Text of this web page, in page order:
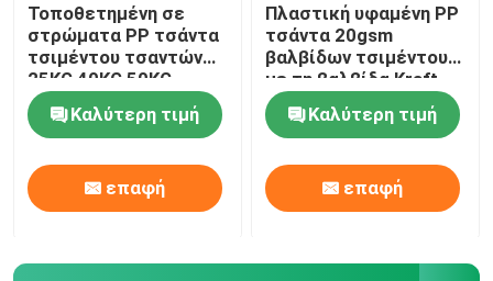
Τοποθετημένη σε
στρώματα PP τσάντα
τσιμέντου τσαντών
25KG 40KG 50KG
Adstar τσιμέντου
φραγμών κατώτατο
σημείο
Καλύτερη τιμή
επαφή
Πλαστική υφαμένη PP
τσάντα 20gsm
βαλβίδων τσιμέντου
με τη βαλβίδα Kraft
καφετιά
Καλύτερη τιμή
επαφή